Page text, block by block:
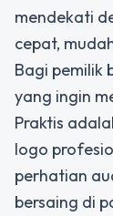
mendekati
cepat,
Bagi pemilik
yang ingin
Praktis
logo
perhatian
bersaing di